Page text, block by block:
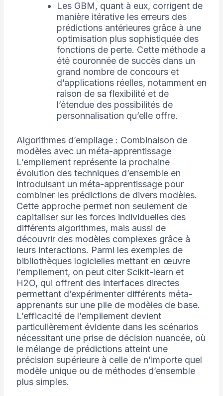
Les GBM, quant à eux, corrigent de
manière itérative les erreurs des
prédictions antérieures grâce à une
optimisation plus sophistiquée des
fonctions de perte. Cette méthode a
été couronnée de succès dans un
grand nombre de concours et
d’applications réelles, notamment en
raison de sa flexibilité et de
l’étendue des possibilités de
personnalisation qu’elle offre.
Algorithmes d’empilage : Combinaison de
modèles avec un méta-apprentissage
L’empilement représente la prochaine
évolution des techniques d’ensemble en
introduisant un méta-apprentissage pour
combiner les prédictions de divers modèles.
Cette approche permet non seulement de
capitaliser sur les forces individuelles des
différents algorithmes, mais aussi de
découvrir des modèles complexes grâce à
leurs interactions. Parmi les exemples de
bibliothèques logicielles mettant en œuvre
l’empilement, on peut citer Scikit-learn et
H2O, qui offrent des interfaces directes
permettant d’expérimenter différents méta-
apprenants sur une pile de modèles de base.
L’efficacité de l’empilement devient
particulièrement évidente dans les scénarios
nécessitant une prise de décision nuancée, où
le mélange de prédictions atteint une
précision supérieure à celle de n’importe quel
modèle unique ou de méthodes d’ensemble
plus simples.